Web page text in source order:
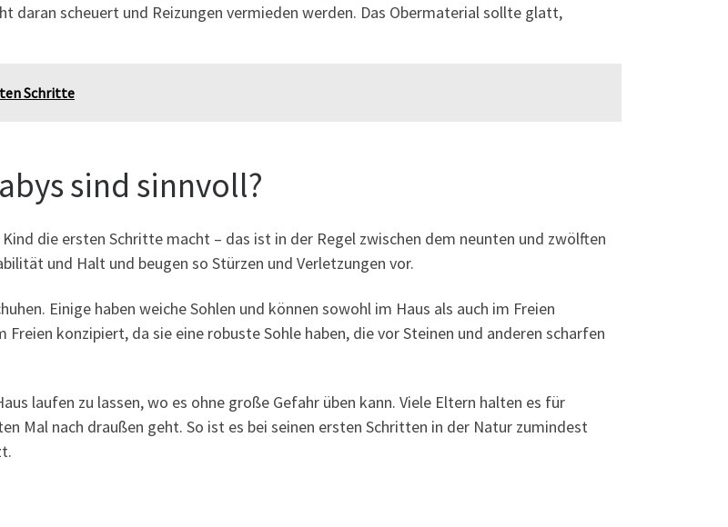
daran scheuert und Reizungen vermieden werden. Das Obermaterial sollte glatt,
Schritte
sind sinnvoll?
die ersten Schritte macht – das ist in der Regel zwischen dem neunten und zwölften
und Halt und beugen so Stürzen und Verletzungen vor.
Einige haben weiche Sohlen und können sowohl im Haus als auch im Freien
konzipiert, da sie eine robuste Sohle haben, die vor Steinen und anderen scharfen
laufen zu lassen, wo es ohne große Gefahr üben kann. Viele Eltern halten es für
Mal nach draußen geht. So ist es bei seinen ersten Schritten in der Natur zumindest